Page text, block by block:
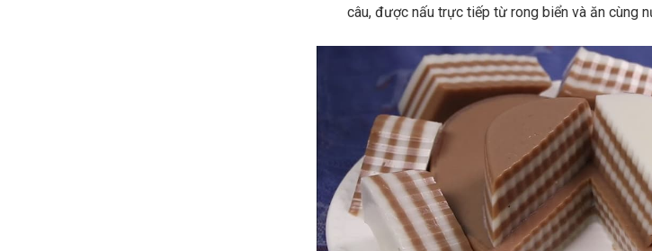
câu, được nấu trực tiếp từ rong biển và ăn cùng